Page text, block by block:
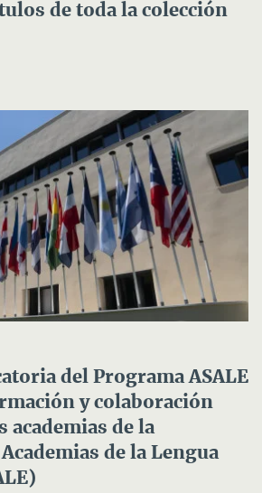
de toda la colección
del Programa ASALE
y colaboración
academias de la
de la Lengua